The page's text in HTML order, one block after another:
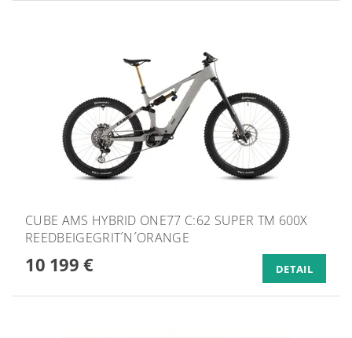
CUBE AMS HYBRID ONE77 C:62 SUPER TM 600X
REEDBEIGEGRIT´N´ORANGE
10 199 € DETAIL